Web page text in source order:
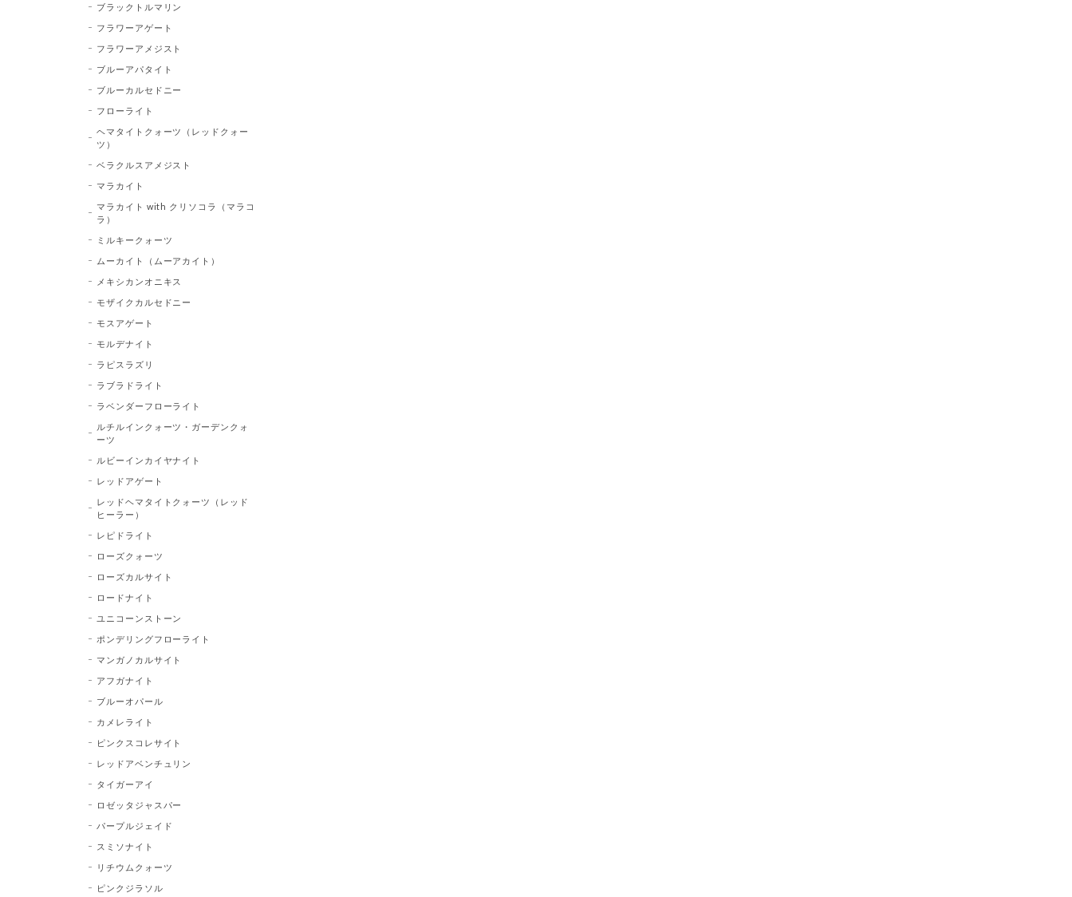
ブラックトルマリン
フラワーアゲート
フラワーアメジスト
ブルーアパタイト
ブルーカルセドニー
フローライト
ヘマタイトクォーツ（レッドクォー
ツ）
ベラクルスアメジスト
マラカイト
マラカイト with クリソコラ（マラコ
ラ）
ミルキークォーツ
ムーカイト（ムーアカイト）
メキシカンオニキス
モザイクカルセドニー
モスアゲート
モルデナイト
ラピスラズリ
ラブラドライト
ラベンダーフローライト
ルチルインクォーツ・ガーデンクォ
ーツ
ルビーインカイヤナイト
レッドアゲート
レッドヘマタイトクォーツ（レッド
ヒーラー）
レピドライト
ローズクォーツ
ローズカルサイト
ロードナイト
ユニコーンストーン
ポンデリングフローライト
マンガノカルサイト
アフガナイト
ブルーオパール
カメレライト
ピンクスコレサイト
レッドアベンチュリン
タイガーアイ
ロゼッタジャスパー
パープルジェイド
スミソナイト
リチウムクォーツ
ピンクジラソル